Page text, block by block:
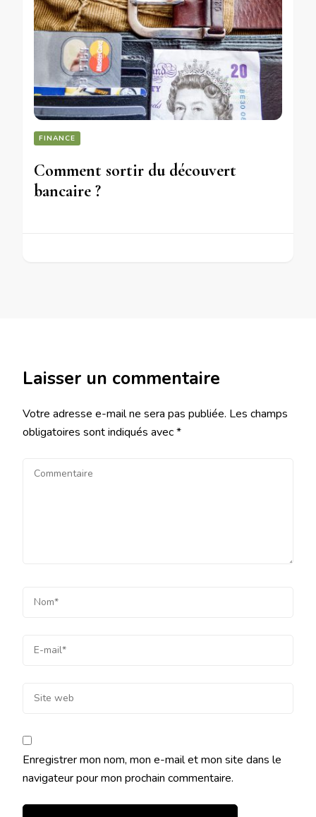
FINANCE
Comment sortir du découvert
bancaire ?
Laisser un commentaire
Votre adresse e-mail ne sera pas publiée. Les champs
obligatoires sont indiqués avec*
Enregistrer mon nom, mon e-mail et mon site dans le
navigateur pour mon prochain commentaire.